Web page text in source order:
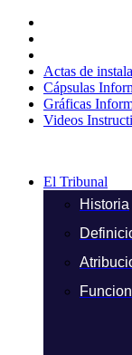
contenido
Actas de
Cápsulas
Gráficas
Videos
El Tribunal
Historia